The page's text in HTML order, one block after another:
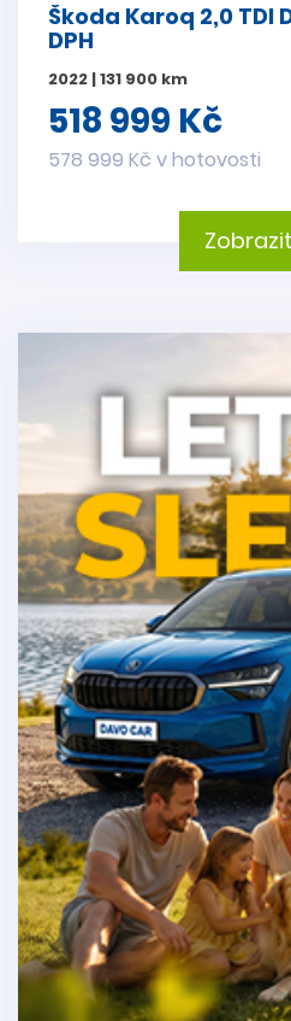
Škoda Karoq 2,0 TDI
DPH
2022 | 131 900 km
518 999 Kč
578 999 Kč v hotovosti